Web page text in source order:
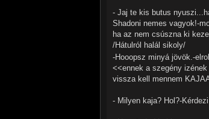
- Jaj te kis butus
Shadoni nemes vagyok!-
ha az nem csúszna ki
/Hátulról halál sikoly/
-Hooopsz minyá jövök.-
<<ennek a szegény
vissza kell mennem
- Milyen kaja? Hol?-